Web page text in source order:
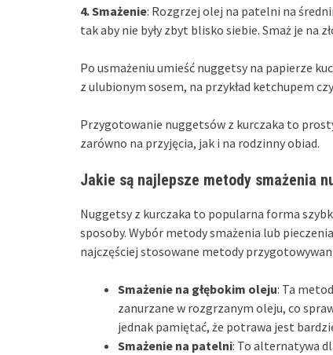
4. Smażenie: Rozgrzej olej na patelni na
tak aby nie były zbyt blisko siebie. Smaż je na
Po usmażeniu umieść nuggetsy na papierze
z ulubionym sosem, na przykład ketchupem
Przygotowanie nuggetsów z kurczaka to
zarówno na przyjęcia, jak i na rodzinny obiad.
Jakie są najlepsze metody smażenia
Nuggetsy z kurczaka to popularna forma
sposoby. Wybór metody smażenia lub
najczęściej stosowane metody
Smażenie na głębokim oleju: Ta
zanurzane w rozgrzanym oleju, co
jednak pamiętać, że potrawa jest
Smażenie na patelni: To alternatywa